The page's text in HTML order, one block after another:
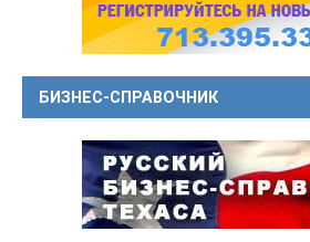
БИЗНЕС-СПРАВОЧНИК